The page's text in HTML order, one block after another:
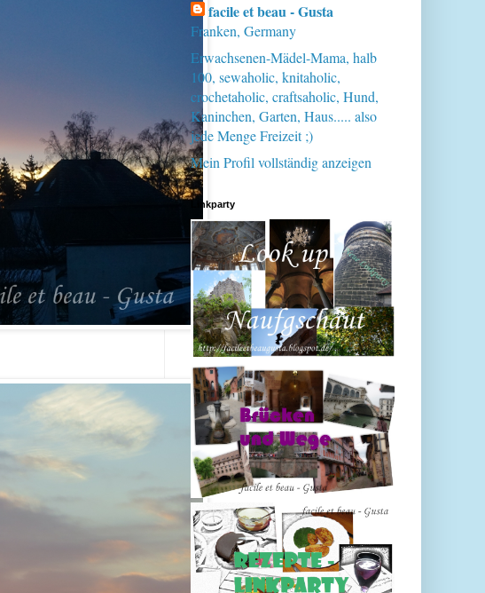
facile et beau - Gusta
Franken, Germany
Erwachsenen-Mädel-Mama, halb
100, sewaholic, knitaholic,
crochetaholic, craftsaholic, Hund,
Kaninchen, Garten, Haus..... also
jede Menge Freizeit ;)
Mein Profil vollständig anzeigen
Linkparty